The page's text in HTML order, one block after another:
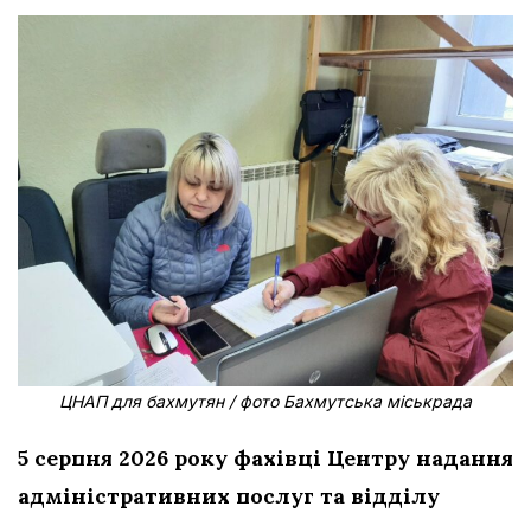
ЦНАП для бахмутян / фото Бахмутська міськрада
5 серпня 2026 року фахівці Центру надання
адміністративних послуг та відділу